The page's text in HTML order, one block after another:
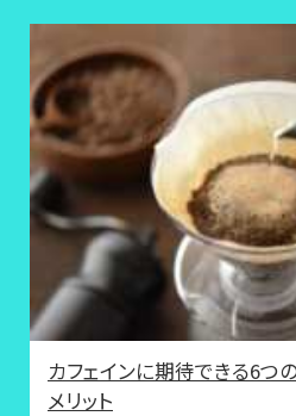
カフェインに期待できる6つ
メリット